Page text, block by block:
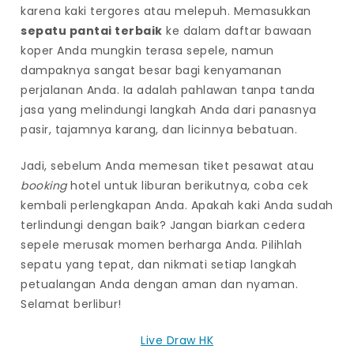
karena kaki tergores atau melepuh. Memasukkan
sepatu pantai terbaik ke dalam daftar bawaan
koper Anda mungkin terasa sepele, namun
dampaknya sangat besar bagi kenyamanan
perjalanan Anda. Ia adalah pahlawan tanpa tanda
jasa yang melindungi langkah Anda dari panasnya
pasir, tajamnya karang, dan licinnya bebatuan.
Jadi, sebelum Anda memesan tiket pesawat atau
bookinghotel untuk liburan berikutnya, coba cek
kembali perlengkapan Anda. Apakah kaki Anda sudah
terlindungi dengan baik? Jangan biarkan cedera
sepele merusak momen berharga Anda. Pilihlah
sepatu yang tepat, dan nikmati setiap langkah
petualangan Anda dengan aman dan nyaman.
Selamat berlibur!
Live Draw HK